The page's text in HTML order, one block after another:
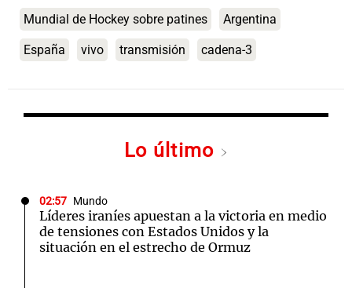
Mundial de Hockey sobre patines Argentina
España vivo transmisión cadena-3
Lo último
02:57 Mundo
Líderes iraníes apuestan a la victoria en medio
de tensiones con Estados Unidos y la
situación en el estrecho de Ormuz